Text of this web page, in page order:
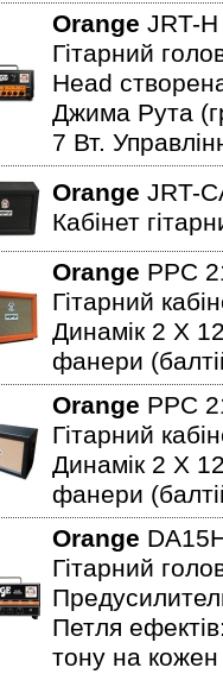
Orange JRT-
Гітарний
Head
Джима Рута
7 Вт.
Orange JRT-
Кабінет
Orange PPC
Гітарний
Динамік 2 X
фанери
Orange PPC
Гітарний
Динамік 2 X
фанери
Orange
Гітарний
Петля
тону на кожен